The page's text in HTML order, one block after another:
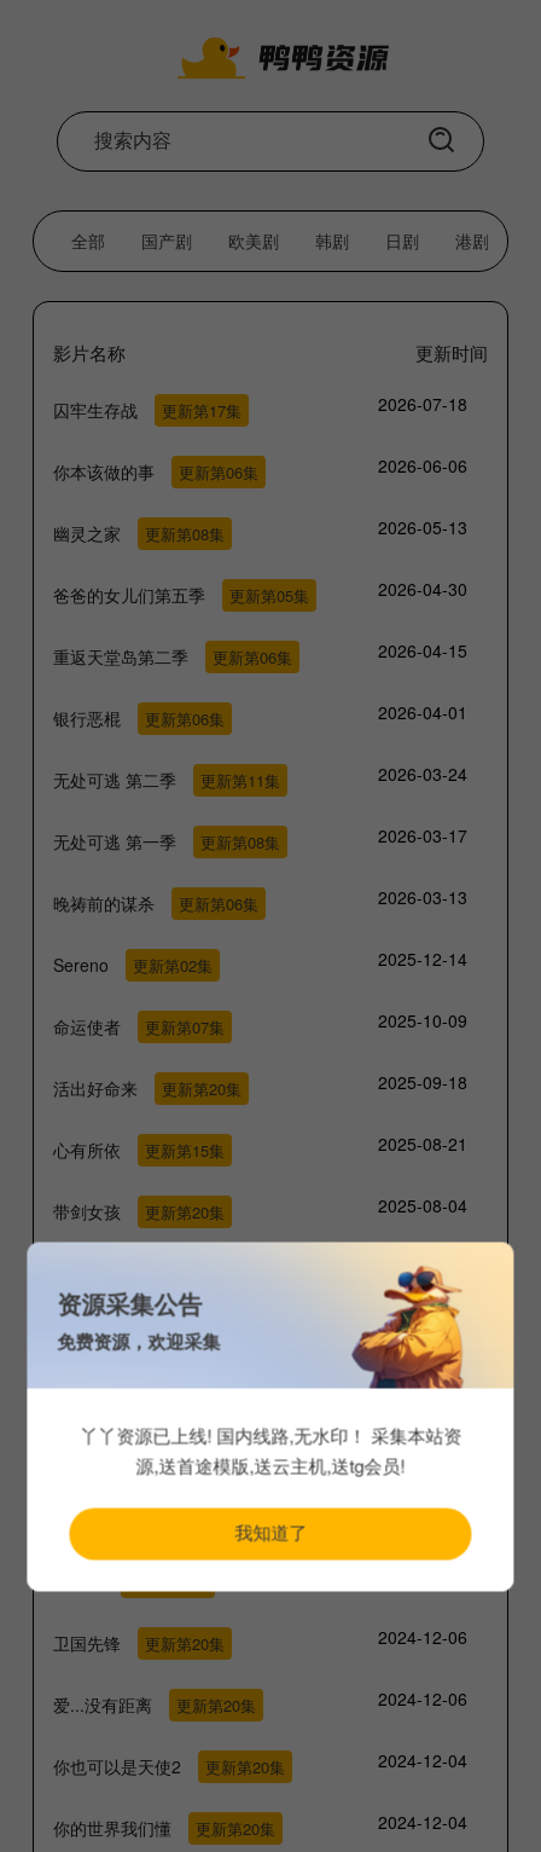
全部 国产剧 欧美剧 韩剧 日剧 港剧
影片名称 更新时间
囚牢生存战 更新第17集 2026-07-18
你本该做的事 更新第06集 2026-06-06
幽灵之家 更新第08集 2026-05-13
爸爸的女儿们第五季 更新第05集 2026-04-30
重返天堂岛第二季 更新第06集 2026-04-15
银行恶棍 更新第06集 2026-04-01
无处可逃 第二季 更新第11集 2026-03-24
无处可逃 第一季 更新第08集 2026-03-17
晚祷前的谋杀 更新第06集 2026-03-13
Sereno 更新第02集 2025-12-14
命运使者 更新第07集 2025-10-09
活出好命来 更新第20集 2025-09-18
心有所依 更新第15集 2025-08-21
带剑女孩 更新第20集 2025-08-04
2025-03-01
朱可夫 更新第12集 2025-02-15
守百年之约 更新第26集 2024-12-16
更新第04集 2024-12-09
祖先保佑2 2024-12-07
卫国先锋 更新第20集 2024-12-06
爱...没有距离 更新第20集 2024-12-06
你也可以是天使2 更新第20集 2024-12-04
你的世界我们懂 更新第20集 2024-12-04
资源采集公告
免费资源，欢迎采集
丫丫资源已上线! 国内线路,无水印！ 采集本站资
源,送首途模版,送云主机,送tg会员!
我知道了